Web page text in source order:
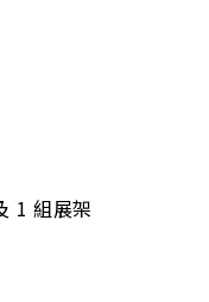
1 組展架